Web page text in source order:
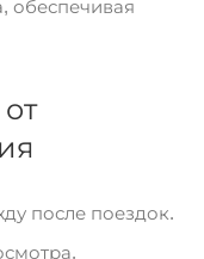
обеспечивая
после поездок.